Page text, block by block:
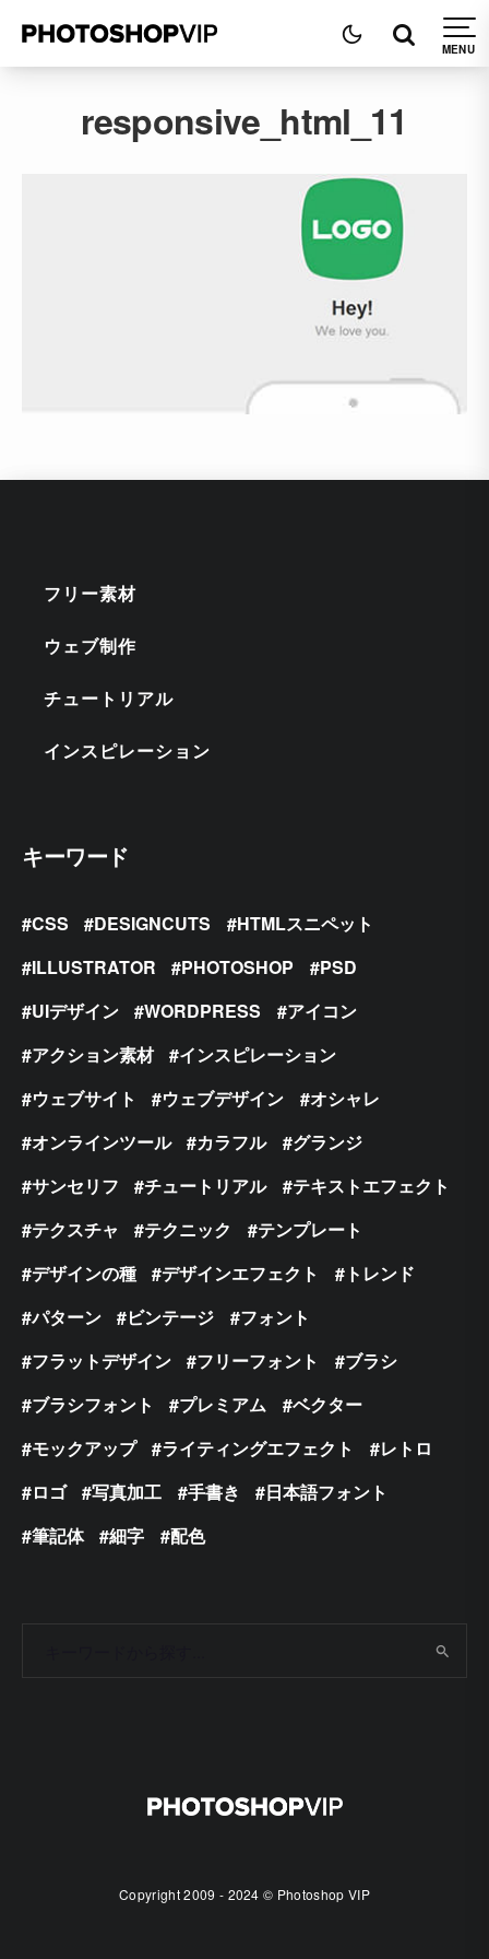
responsive_html_11
フリー素材
ウェブ制作
チュートリアル
インスピレーション
キーワード
CSS DESIGNCUTS
HTMLスニペット
ILLUSTRATOR
PHOTOSHOP
PSD
UIデザイン
WORDPRESS
アイコン
アクション素材
インスピレーション
ウェブサイト
ウェブデザイン
オシャレ
オンラインツール
カラフル
グランジ
サンセリフ
チュートリアル
テキストエフェクト
テクスチャ
テクニック
テンプレート
デザインの種
デザインエフェクト
トレンド
パターン
ビンテージ
フォント
フラットデザイン
フリーフォント
ブラシ
ブラシフォント
プレミアム
ベクター
モックアップ
ライティングエフェクト
レトロ
ロゴ
写真加工 手書き
日本語フォント
筆記体
細字 配色
Copyright 2009 - 2024 © Photoshop VIP